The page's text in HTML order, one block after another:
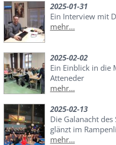
2025-01-31
Ein Interview mit
mehr...
2025-02-02
Ein Einblick in die
Atteneder
mehr...
2025-02-13
Die Galanacht des
glänzt im
mehr...